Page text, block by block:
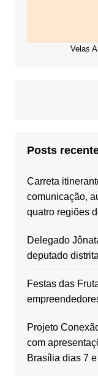
Velas
Posts
Carreta
comunicação,
quatro regiões
Delegado
deputado
Festas das
Projeto
com
Brasília dias 7